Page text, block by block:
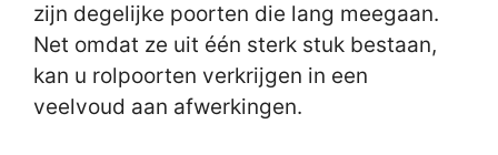
zijn degelijke poorten die lang meegaan.
Net omdat ze uit één sterk stuk bestaan,
kan u rolpoorten verkrijgen in een
veelvoud aan afwerkingen.